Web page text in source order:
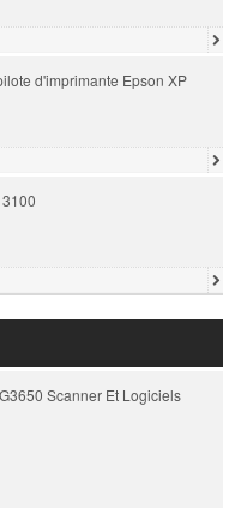
d'imprimante Epson XP
Scanner Et Logiciels